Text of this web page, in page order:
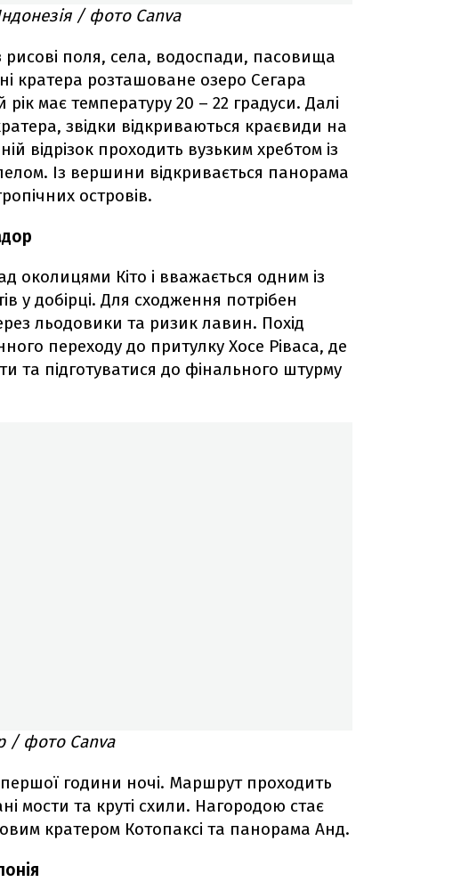
/ фото Canva
рисові поля, села, водоспади, пасовища
кратера розташоване озеро Сегара
має температуру 20 – 22 градуси. Далі
звідки відкриваються краєвиди на
відрізок проходить вузьким хребтом із
Із вершини відкривається панорама
островів.
околицями Кіто і вважається одним із
у добірці. Для сходження потрібен
льодовики та ризик лавин. Похід
переходу до притулку Хосе Ріваса, де
та підготуватися до фінального штурму
/ фото Canva
години ночі. Маршрут проходить
мости та круті схили. Нагородою стає
кратером Котопаксі та панорама Анд.